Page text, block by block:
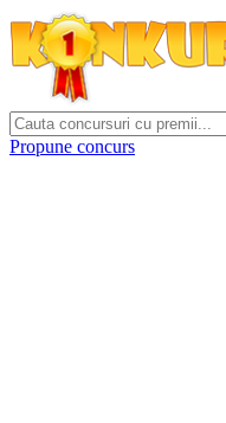
Propune concurs